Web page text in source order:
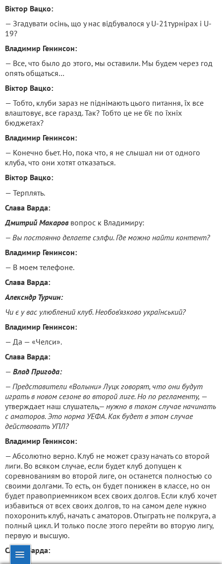
Віктор Вацко:
— Згадувати осінь, що у нас відбувалося у U-21турнірах і U-
19?
Владимир Генинсон:
— Все, что было до этого, мы оставили. Мы будем через год
опять общаться…
Віктор Вацко:
— Тобто, клуби зараз не піднімають цього питання, їх все
влаштовує, все гаразд. Так? Тобто це не б’є по їхніх
бюджетах?
Владимир Генинсон:
— Конечно бьет. Но, пока что, я не слышал ни от одного
клуба, что они хотят отказаться.
Віктор Вацко:
— Терплять.
Слава Варда:
Дмитрий Макаров вопрос к Владимиру:
— Вы постоянно делаете сэлфи. Где можно найти контент?
Владимир Генинсон:
— В моем телефоне.
Слава Варда:
Алексндр Турчин:
Чи є у вас улюблений клуб. Необов’язково український?
Владимир Генинсон:
— Да — «Челси».
Слава Варда:
— Влад Пригода:
— Представители «Волыни» Луцк говорят, что они будут
играть в новом сезоне во второй лиге. Но по регламенту, —
утверждает наш слушатель,— нужно в таком случае начинать
с аматоров. Это норма УЕФА. Как будет в этом случае
действовать УПЛ?
Владимир Генинсон:
— Абсолютно верно. Клуб не может сразу начать со второй
лиги. Во всяком случае, если будет клуб допущен к
соревнованиям во второй лиге, он останется полностью со
своими долгами. То есть, он будет понижен в классе, но он
будет правоприемником всех своих долгов. Если клуб хочет
избавиться от всех своих долгов, то на самом деле нужно
похоронить клуб, начать с аматоров. Отыграть не полкруга, а
полный цикл. И только после этого перейти во вторую лигу,
первую и высшую.
Слава Варда: